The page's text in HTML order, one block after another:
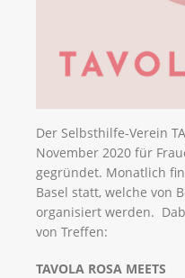
Der Selbsthilfe-Verein
November 2020 für
gegründet. Monatlich
Basel statt, welche von
organisiert werden.
von Treffen:
TAVOLA ROSA MEETS